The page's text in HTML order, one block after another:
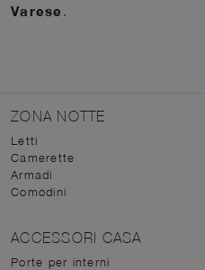
Varese .
ZONA NOTTE
Letti
Camerette
Armadi
Comodini
ACCESSORI CASA
Porte per interni